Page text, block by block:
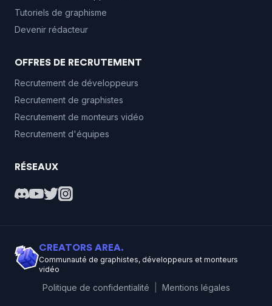
Tutoriels de graphisme
Devenir rédacteur
OFFRES DE RECRUTEMENT
Recrutement de développeurs
Recrutement de graphistes
Recrutement de monteurs vidéo
Recrutement d'équipes
RÉSEAUX
CREATORS AREA.
Communauté de graphistes, développeurs et monteurs
vidéo
Politique de confidentialité Mentions légales